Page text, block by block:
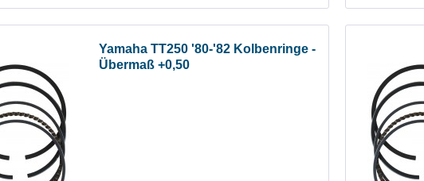
Yamaha TT250 '80-'82 Kolbenringe -
Übermaß +0,50